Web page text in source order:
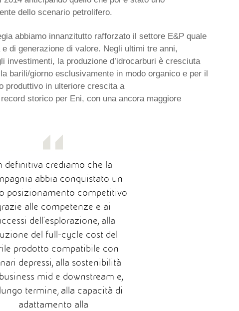
dello scenario petrolifero.
abbiamo innanzitutto rafforzato il settore E&P quale
di generazione di valore. Negli ultimi tre anni,
investimenti, la produzione d’idrocarburi è cresciuta
barili/giorno esclusivamente in modo organico e per il
produttivo in ulteriore crescita a
storico per Eni, con una ancora maggiore
definitiva crediamo che la
abbia conquistato un
posizionamento competitivo
alle competenze e ai
dell’esplorazione, alla
del full-cycle cost del
prodotto compatibile con
depressi, alla sostenibilità
mid e downstream e,
termine, alla capacità di
adattamento alla